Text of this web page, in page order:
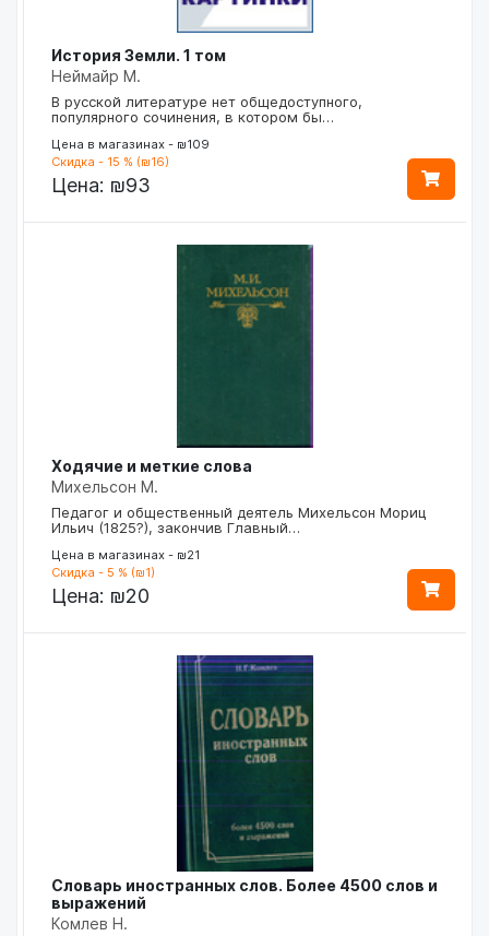
История Земли. 1 том
Неймайр М.
В русской литературе нет общедоступного,
популярного сочинения, в котором бы…
Цена в магазинах - ₪109
Скидка - 15 % (₪16)
Цена: ₪93
Ходячие и меткие слова
Михельсон М.
Педагог и общественный деятель Михельсон Мориц
Ильич (1825?), закончив Главный…
Цена в магазинах - ₪21
Скидка - 5 % (₪1)
Цена: ₪20
Словарь иностранных слов. Более 4500 слов и
выражений
Комлев Н.